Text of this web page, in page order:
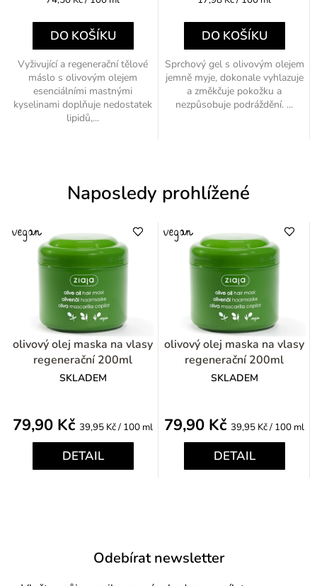
DO KOŠÍKU
Vyživující a regenerační tělové
máslo s olivovým olejem
esenciálními mastnými
kyselinami doplňuje nedostatek
lipidů,...
DO KOŠÍKU
Sprchový gel s olivovým olejem
jemně myje, dokonale vyhlazuje
a změkčuje pokožku a
nezpůsobuje podráždění. ...
Naposledy prohlížené
olivový olej maska na vlasy
regenerační 200ml
SKLADEM
79,90 Kč Měrná
cena:
39,95 Kč / 100 ml
DETAIL
olivový olej maska na vlasy
regenerační 200ml
SKLADEM
79,90 Kč Měrná
cena:
39,95 Kč / 100 ml
DETAIL
Odebírat newsletter